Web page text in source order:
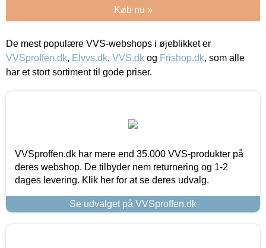
Køb nu »
De mest populære VVS-webshops i øjeblikket er
VVSproffen.dk, Elvvs.dk, VVS.dk og Frishop.dk, som alle
har et stort sortiment til gode priser.
VVSproffen.dk har mere end 35.000 VVS-produkter på
deres webshop. De tilbyder nem returnering og 1-2
dages levering. Klik her for at se deres udvalg.
Se udvalget på VVSproffen.dk